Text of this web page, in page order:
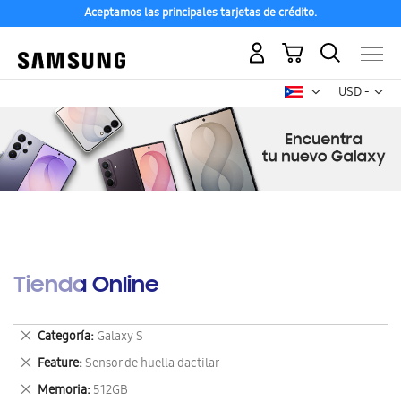
Aceptamos las principales tarjetas de crédito.
USD -
dólar
Mi carrito
Tienda Online
Categoría Galaxy S
Eliminar
este
artículo
Feature Sensor de huella dactilar
Eliminar
este
Memoria 512GB
Eliminar